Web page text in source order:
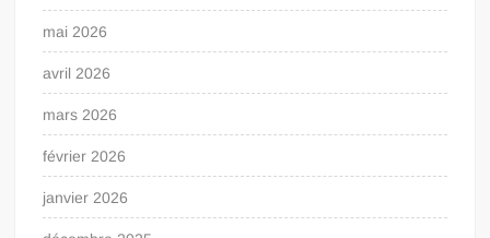
mai 2026
avril 2026
mars 2026
février 2026
janvier 2026